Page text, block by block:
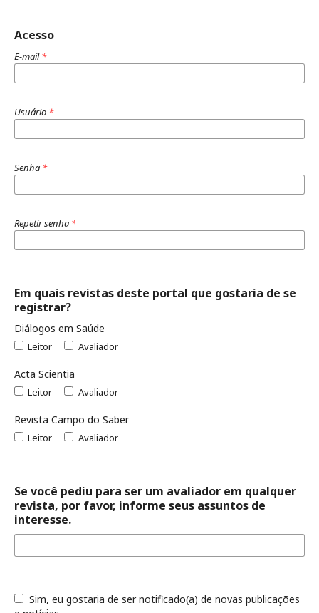
Acesso
E-mail*
Usuário *
Senha *
Repetir senha *
Em quais revistas deste portal que gostaria de se
registrar?
Diálogos em Saúde
Leitor Avaliador
Acta Scientia
Leitor Avaliador
Revista Campo do Saber
Leitor Avaliador
Se você pediu para ser um avaliador em qualquer
revista, por favor, informe seus assuntos de
interesse.
Sim, eu gostaria de ser notificado(a) de novas publicações